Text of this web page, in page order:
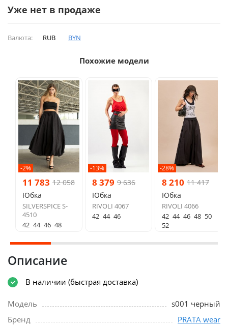
Уже нет в продаже
Валюта: RUB BYN
Похожие модели
-2%
11 783 12 058
Юбка
SILVERSPICE S-
4510
42 44 46 48
-13%
8 379 9 636
Юбка
RIVOLI 4067
42 44 46
-28%
8 210 11 417
Юбка
RIVOLI 4066
42 44 46 48 50
52
Описание
В наличии (быстрая доставка)
Модель
s001 черный
Бренд
PRATA wear